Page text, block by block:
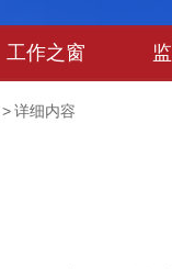
工作之窗
>详细内容